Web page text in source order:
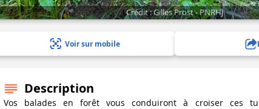
Crédit : Gilles Prost - PNRHJ
Voir sur mobile
Description
Vos balades en forêt vous conduiront à croiser ces